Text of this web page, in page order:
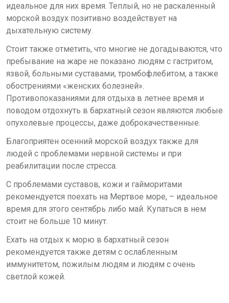
идеальное для них время. Теплый, но не раскаленный
морской воздух позитивно воздействует на
дыхательную систему.
Стоит также отметить, что многие не догадываются, что
пребывание на жаре не показано людям с гастритом,
язвой, больными суставами, тромбофлебитом, а также
обострениями «женских болезней».
Противопоказаниями для отдыха в летнее время и
поводом отдохнуть в бархатный сезон являются любые
опухолевые процессы, даже доброкачественные.
Благоприятен осенний морской воздух также для
людей с проблемами нервной системы и при
реабилитации после стресса.
С проблемами суставов, кожи и гайморитами
рекомендуется поехать на Мертвое море, – идеальное
время для этого сентябрь либо май. Купаться в нем
стоит не больше 10 минут.
Ехать на отдых к морю в бархатный сезон
рекомендуется также детям с ослабленным
иммунитетом, пожилым людям и людям с очень
светлой кожей.